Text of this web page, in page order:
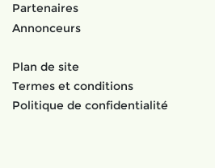
Partenaires
Annonceurs
Plan de site
Termes et conditions
Politique de confidentialité